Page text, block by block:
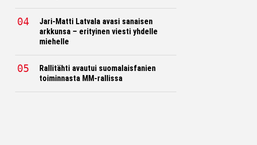
Jari-Matti Latvala avasi sanaisen
arkkunsa – erityinen viesti yhdelle
miehelle
Rallitähti avautui suomalaisfanien
toiminnasta MM-rallissa